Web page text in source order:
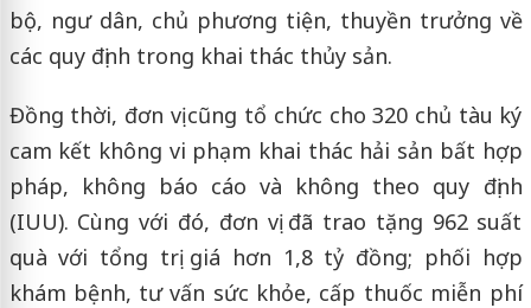
bộ, ngư dân, chủ phương tiện, thuyền trưởng về
các quy định trong khai thác thủy sản.
Đồng thời, đơn vị cũng tổ chức cho 320 chủ tàu ký
cam kết không vi phạm khai thác hải sản bất hợp
pháp, không báo cáo và không theo quy định
(IUU). Cùng với đó, đơn vị đã trao tặng 962 suất
quà với tổng trị giá hơn 1,8 tỷ đồng; phối hợp
khám bệnh, tư vấn sức khỏe, cấp thuốc miễn phí